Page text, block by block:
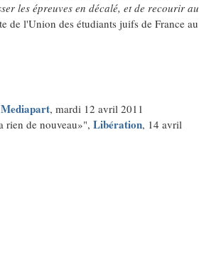
les épreuves en décalé, et de recourir au
de l'Union des étudiants juifs de France au
Mediapart, mardi 12 avril 2011
rien de nouveau»", Libération, 14 avril